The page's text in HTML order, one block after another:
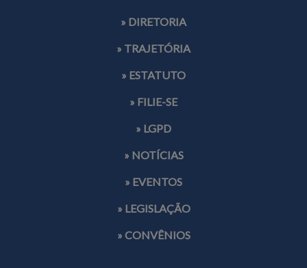
» DIRETORIA
» TRAJETÓRIA
» ESTATUTO
» FILIE-SE
» LGPD
» NOTÍCIAS
» EVENTOS
» LEGISLAÇÃO
» CONVÊNIOS